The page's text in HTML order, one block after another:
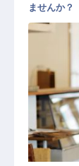
レスト
ませんか？